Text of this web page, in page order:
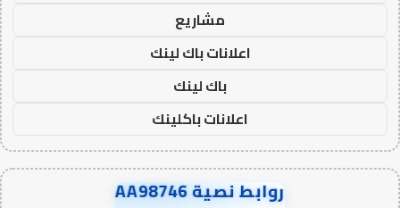
مشاريع
اعلانات باك لينك
باك لينك
اعلانات باكلينك
روابط نصية AA98746